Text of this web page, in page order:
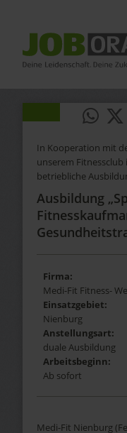
In Kooperation mit
unserem
betriebliche
Ausbildung
Firma:
Medi-Fit Fitness-
Einsatzgebiet:
Nienburg
Anstellungsart:
duale Ausbildung
Arbeitsbeginn:
Ab sofort
Medi-Fit Nienburg